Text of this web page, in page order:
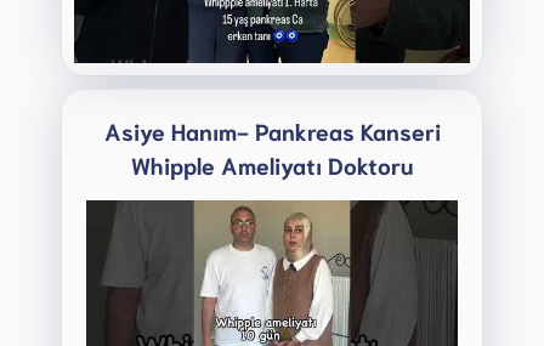
Asiye Hanım- Pankreas Kanseri
Whipple Ameliyatı Doktoru